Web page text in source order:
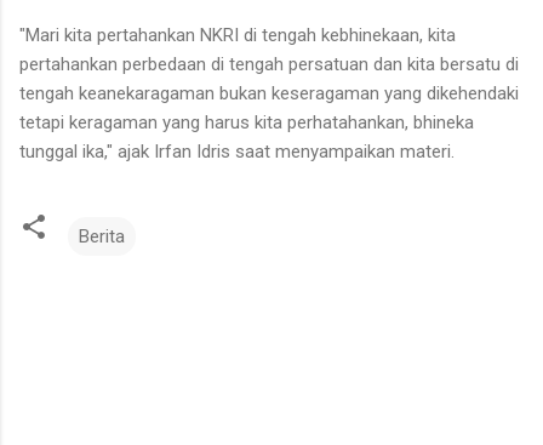
"Mari kita pertahankan NKRI di tengah kebhinekaan, kita
pertahankan perbedaan di tengah persatuan dan kita bersatu di
tengah keanekaragaman bukan keseragaman yang dikehendaki
tetapi keragaman yang harus kita perhatahankan, bhineka
tunggal ika," ajak Irfan Idris saat menyampaikan materi.
Berita